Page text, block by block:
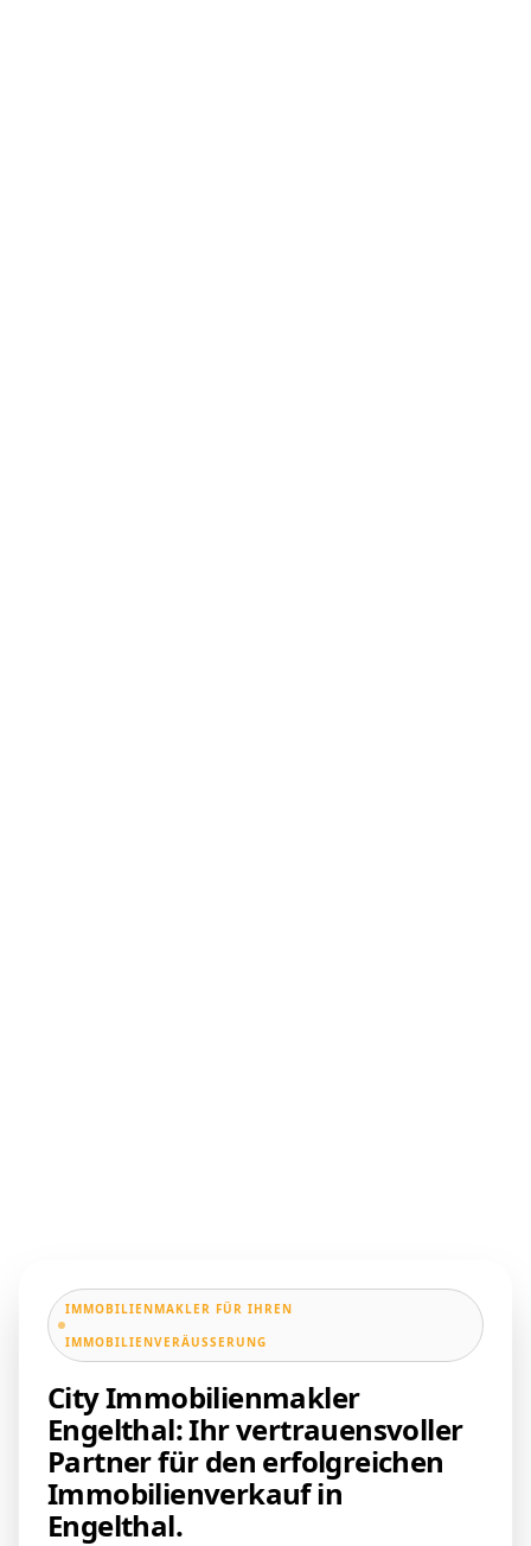
IMMOBILIENMAKLER FÜR IHREN
IMMOBILIENVERÄUSSERUNG
City Immobilienmakler
Engelthal: Ihr vertrauensvoller
Partner für den erfolgreichen
Immobilienverkauf in
Engelthal.